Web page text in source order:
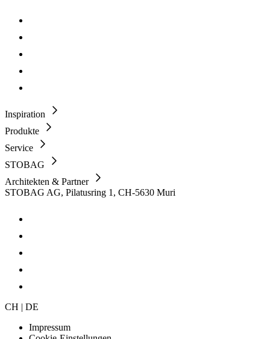
Inspiration
Produkte
Service
STOBAG
Architekten & Partner
STOBAG AG, Pilatusring 1, CH-5630 Muri
CH | DE
Impressum